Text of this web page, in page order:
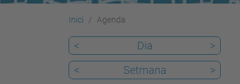
Inici Agenda
< Dia
>
<
Setmana
>